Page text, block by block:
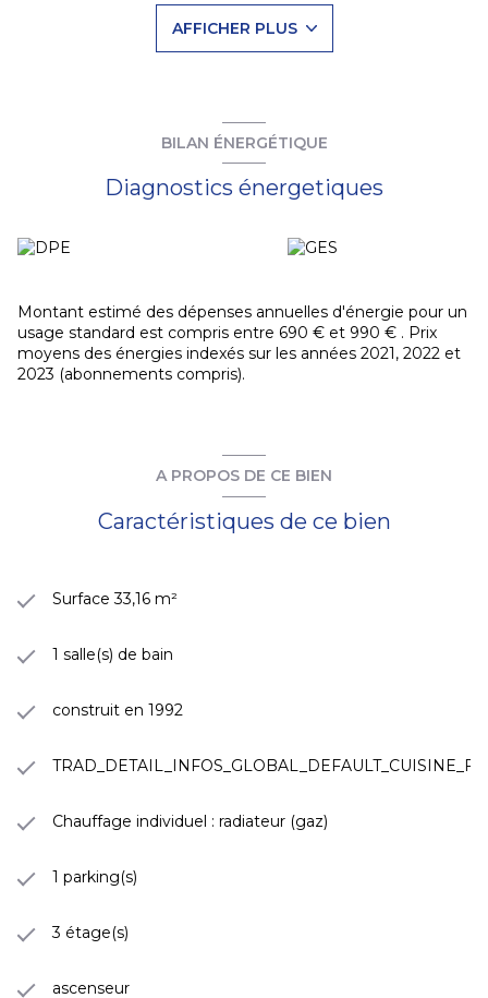
sites immobiliers. Vous allez recevoir un email en retour
vous invitant à remplir votre espace avec les éléments
nécessaires (Trois dernières fiches de paye, dernier avis
garantie de type visale merci de nous la faire parvenir à part
par email. Sans un dossier complet, votre demande ne
pourra être traitée !
exposé sont disponibles sur le site
Géorisques
AFFICHER PLUS
BILAN ÉNERGÉTIQUE
Diagnostics énergetiques
Montant estimé des dépenses annuelles d'énergie pour un
usage standard est compris entre 690 € et 990 € . Prix
moyens des énergies indexés sur les années 2021, 2022 et
2023 (abonnements compris).
A PROPOS DE CE BIEN
Caractéristiques de ce bien
Surface 33,16 m²
1 salle(s) de bain
construit en 1992
Chauffage individuel : radiateur (gaz)
1 parking(s)
3 étage(s)
ascenseur